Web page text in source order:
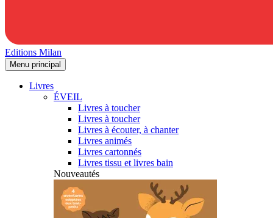
Editions Milan
Menu principal
Livres
ÉVEIL
Livres à toucher
Livres à toucher
Livres à écouter, à chanter
Livres animés
Livres cartonnés
Livres tissu et livres bain
Nouveautés